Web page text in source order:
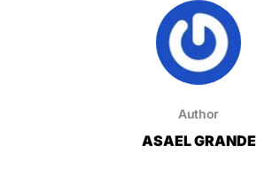
Author
ASAEL GRANDE